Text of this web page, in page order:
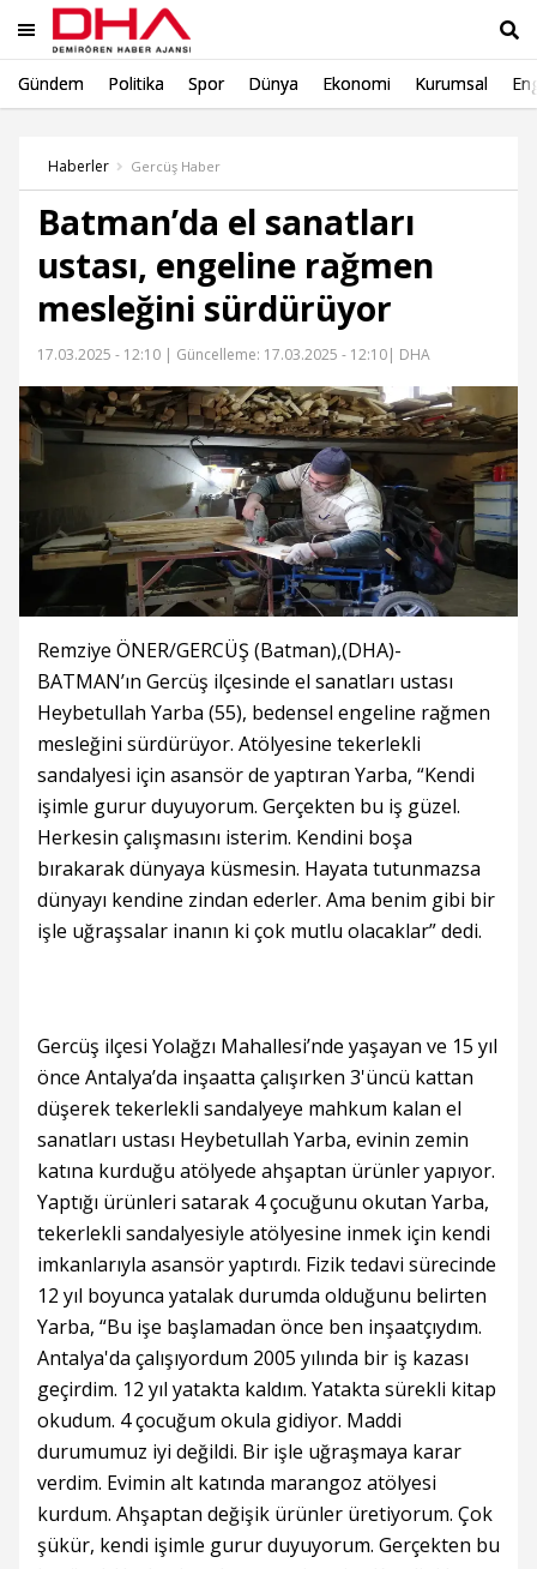
Gündem Politika Spor Dünya Ekonomi Kurumsal
Haberler Gercüş Haber
Batman’da el sanatları
ustası, engeline rağmen
mesleğini sürdürüyor
17.03.2025 - 12:10 | Güncelleme: 17.03.2025 - 12:10| DHA
Remziye ÖNER/GERCÜŞ (Batman),(DHA)-
BATMAN’ın Gercüş ilçesinde el sanatları ustası
Heybetullah Yarba (55), bedensel engeline rağmen
mesleğini sürdürüyor. Atölyesine tekerlekli
sandalyesi için asansör de yaptıran Yarba, “Kendi
işimle gurur duyuyorum. Gerçekten bu iş güzel.
Herkesin çalışmasını isterim. Kendini boşa
bırakarak dünyaya küsmesin. Hayata tutunmazsa
dünyayı kendine zindan ederler. Ama benim gibi bir
işle uğraşsalar inanın ki çok mutlu olacaklar” dedi.
Gercüş ilçesi Yolağzı Mahallesi’nde yaşayan ve 15 yıl
önce Antalya’da inşaatta çalışırken 3'üncü kattan
düşerek tekerlekli sandalyeye mahkum kalan el
sanatları ustası Heybetullah Yarba, evinin zemin
katına kurduğu atölyede ahşaptan ürünler yapıyor.
Yaptığı ürünleri satarak 4 çocuğunu okutan Yarba,
tekerlekli sandalyesiyle atölyesine inmek için kendi
imkanlarıyla asansör yaptırdı. Fizik tedavi sürecinde
12 yıl boyunca yatalak durumda olduğunu belirten
Yarba, “Bu işe başlamadan önce ben inşaatçıydım.
Antalya'da çalışıyordum 2005 yılında bir iş kazası
geçirdim. 12 yıl yatakta kaldım. Yatakta sürekli kitap
okudum. 4 çocuğum okula gidiyor. Maddi
durumumuz iyi değildi. Bir işle uğraşmaya karar
verdim. Evimin alt katında marangoz atölyesi
kurdum. Ahşaptan değişik ürünler üretiyorum. Çok
şükür, kendi işimle gurur duyuyorum. Gerçekten bu